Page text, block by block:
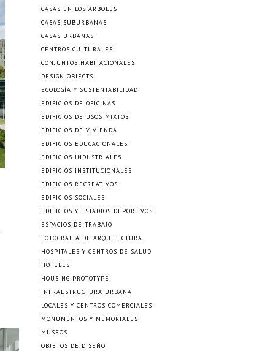
CASAS EN LOS ÁRBOLES
CASAS SUBURBANAS
CASAS URBANAS
CENTROS CULTURALES
CONJUNTOS HABITACIONALES
DESIGN OBJECTS
ECOLOGÍA Y SUSTENTABILIDAD
EDIFICIOS DE OFICINAS
EDIFICIOS DE USOS MIXTOS
EDIFICIOS DE VIVIENDA
EDIFICIOS EDUCACIONALES
EDIFICIOS INDUSTRIALES
EDIFICIOS INSTITUCIONALES
EDIFICIOS RECREATIVOS
EDIFICIOS SOCIALES
EDIFICIOS Y ESTADIOS DEPORTIVOS
ESPACIOS DE TRABAJO
FOTOGRAFÍA DE ARQUITECTURA
HOSPITALES Y CENTROS DE SALUD
HOTELES
HOUSING PROTOTYPE
INFRAESTRUCTURA URBANA
LOCALES Y CENTROS COMERCIALES
MONUMENTOS Y MEMORIALES
MUSEOS
OBJETOS DE DISEÑO